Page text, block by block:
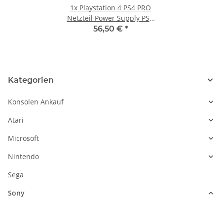
1x Playstation 4 PS4 PRO
Netzteil Power Supply PSU
N15-300P1A / ADP-300ER
56,50 € *
Kategorien
Konsolen Ankauf
Atari
Microsoft
Nintendo
Sega
Sony